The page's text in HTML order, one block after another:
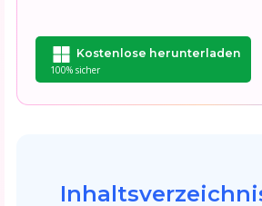
Kostenlose herunterladen
100% sicher